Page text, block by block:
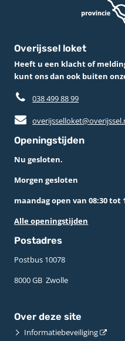
Overijssel loket
Heeft u een klacht of
kunt ons dan ook buiten
038 499 88 99
Openingstijden
Nu gesloten.
Morgen gesloten
maandag open van 08:30 tot
Alle openingstijden
Postadres
Postbus 10078 ­
8000 GB ­ Zwolle
Over deze site
Informatiebeveiliging